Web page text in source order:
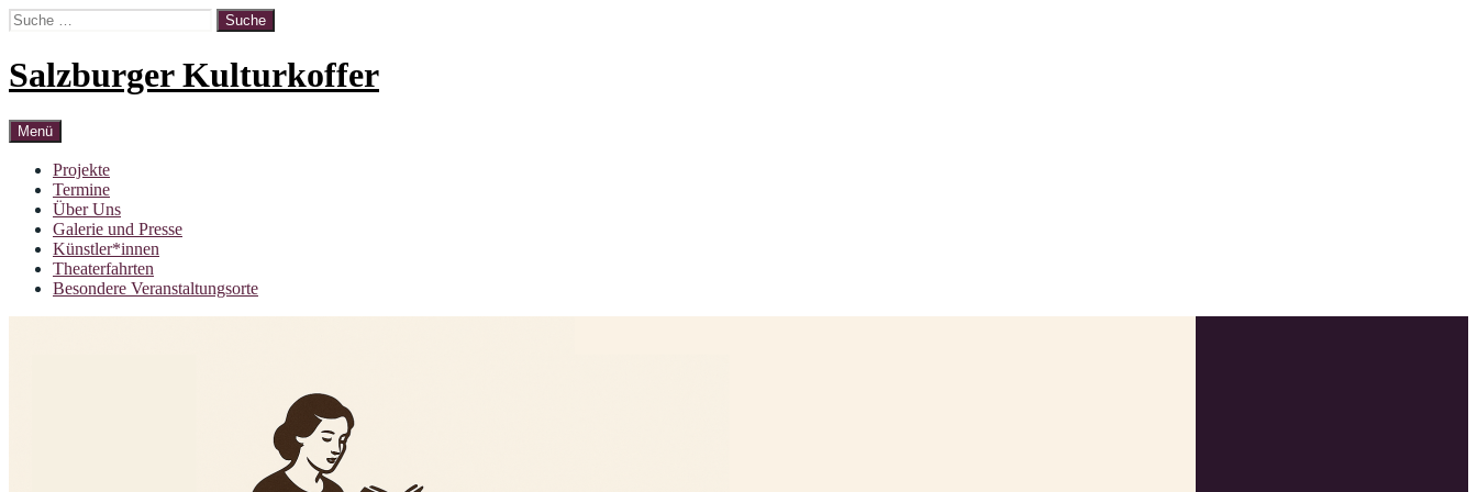
Zum
Inhalt
Suche
nach:
Salzburger Kulturkoffer
Menü
Projekte
Termine
Über Uns
Galerie und Presse
Künstler*innen
Theaterfahrten
Besondere Veranstaltungsorte